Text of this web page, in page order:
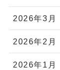
2026年3月
2026年2月
2026年1月